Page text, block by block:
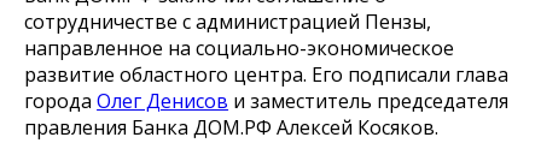
сотрудничестве с администрацией Пензы,
направленное на социально-экономическое
развитие областного центра. Его подписали глава
городаОлег Денисов и заместитель председателя
правления Банка ДОМ.РФ Алексей Косяков.